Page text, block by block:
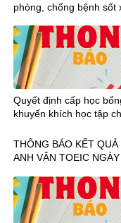
phòng, chống bệnh sốt
Quyết định cấp học
khuyến khích học tập
2023
THÔNG BÁO KẾT QUẢ
ANH VĂN TOEIC